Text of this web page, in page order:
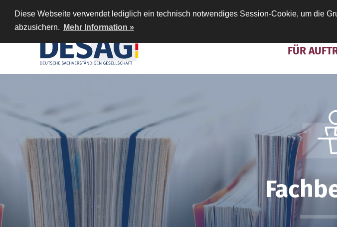
Diese Webseite verwendet lediglich ein technisch notwendiges Session-Cookie, um die
abzusichern.
Mehr Information »
FÜR